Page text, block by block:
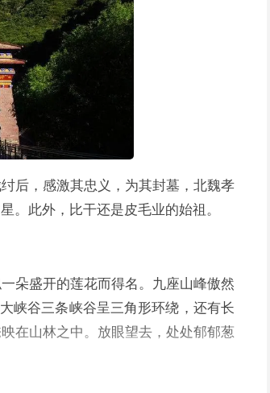
后，感激其忠义，为其封墓，北魏孝
。此外，比干还是皮毛业的始祖。
朵盛开的莲花而得名。九座山峰傲然
峡谷三条峡谷呈三角形环绕，还有长
在山林之中。放眼望去，处处郁郁葱